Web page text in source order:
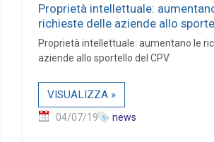
Proprietà intellettuale:
richieste delle aziende allo
Proprietà intellettuale: aumentano le
aziende allo sportello del CPV
VISUALIZZA »
04/07/19 news